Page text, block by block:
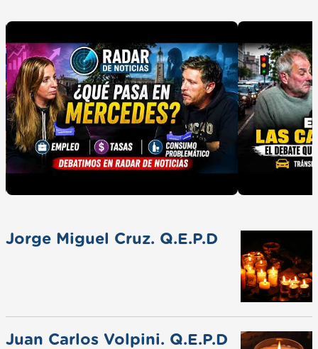
Jorge Miguel Cruz. Q.E.P.D
Juan Carlos Volpini. Q.E.P.D